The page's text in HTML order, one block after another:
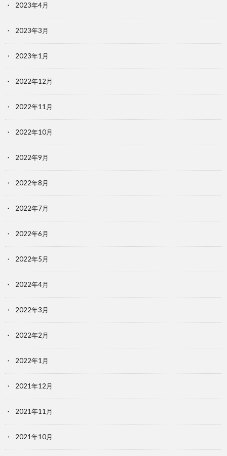
2023年4月
2023年3月
2023年1月
2022年12月
2022年11月
2022年10月
2022年9月
2022年8月
2022年7月
2022年6月
2022年5月
2022年4月
2022年3月
2022年2月
2022年1月
2021年12月
2021年11月
2021年10月